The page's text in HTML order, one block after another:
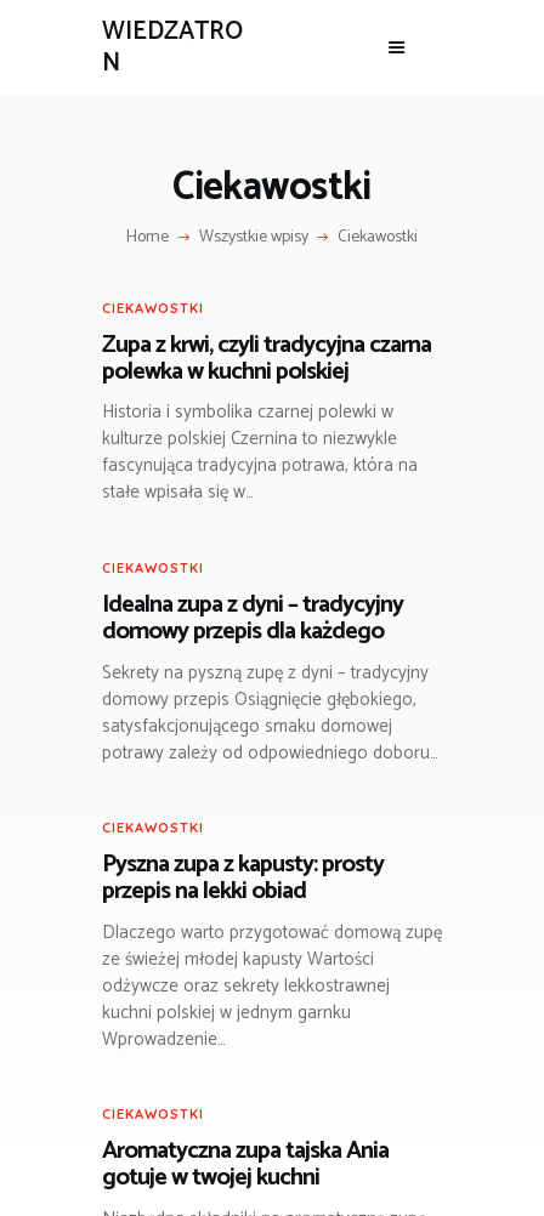
WIEDZATRO
N
Ciekawostki
Home Wszystkie wpisy Ciekawostki
CIEKAWOSTKI
Zupa z krwi, czyli tradycyjna czarna
polewka w kuchni polskiej
Historia i symbolika czarnej polewki w
kulturze polskiej Czernina to niezwykle
fascynująca tradycyjna potrawa, która na
stałe wpisała się w…
CIEKAWOSTKI
Idealna zupa z dyni – tradycyjny
domowy przepis dla każdego
Sekrety na pyszną zupę z dyni – tradycyjny
domowy przepis Osiągnięcie głębokiego,
satysfakcjonującego smaku domowej
potrawy zależy od odpowiedniego doboru…
CIEKAWOSTKI
Pyszna zupa z kapusty: prosty
przepis na lekki obiad
Dlaczego warto przygotować domową zupę
ze świeżej młodej kapusty Wartości
odżywcze oraz sekrety lekkostrawnej
kuchni polskiej w jednym garnku
Wprowadzenie…
CIEKAWOSTKI
Aromatyczna zupa tajska Ania
gotuje w twojej kuchni